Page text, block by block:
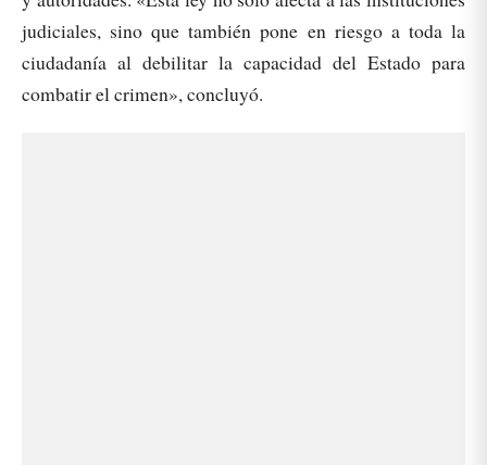
judiciales, sino que también pone en riesgo a toda la
ciudadanía al debilitar la capacidad del Estado para
combatir el crimen», concluyó.